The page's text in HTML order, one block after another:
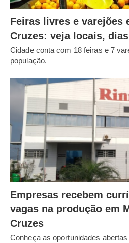
Feiras livres e varejões
Cruzes: veja locais,
Cidade conta com 18 feiras e 7
população.
Empresas recebem
vagas na produção em
Cruzes
Conheça as oportunidades